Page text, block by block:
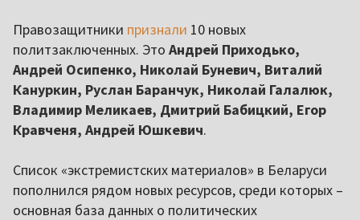
Правозащитники признали 10 новых
политзаключенных. Это Андрей Приходько,
Андрей Осипенко, Николай Буневич, Виталий
Кануркин, Руслан Баранчук, Николай Галалюк,
Владимир Меликаев, Дмитрий Бабицкий, Егор
Кравченя, Андрей Юшкевич.
Список «экстремистских материалов» в Беларуси
пополнился рядом новых ресурсов, среди которых –
основная база данных о политических